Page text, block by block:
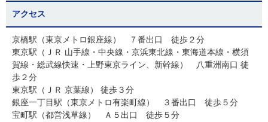
アクセス
京橋駅（東京メトロ銀座線） ７番出口 徒歩２分
東京駅（ＪＲ 山手線・中央線・京浜東北線・東海道本線・横須
賀線・総武線快速・上野東京ライン、新幹線） 八重洲南口 徒
歩２分
東京駅（ＪＲ 京葉線） 徒歩３分
銀座一丁目駅（東京メトロ有楽町線） ３番出口 徒歩５分
宝町駅（都営浅草線） Ａ５出口 徒歩５分